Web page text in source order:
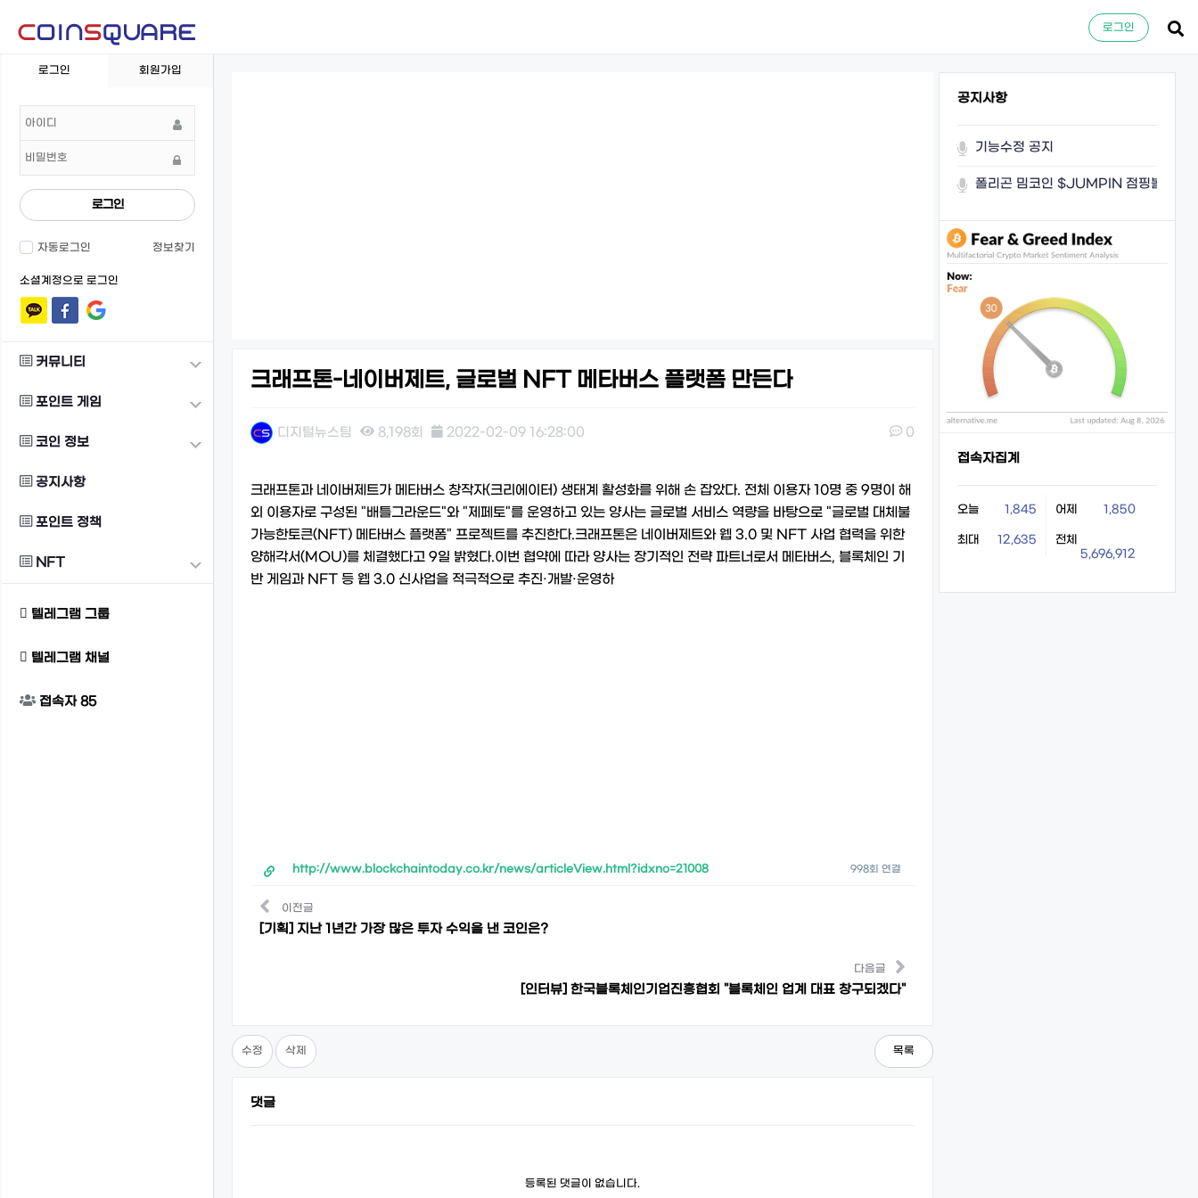
로그인
로그인 회원가입
로그인
자동로그인 정보찾기
소셜계정으로 로그인
커뮤니티
포인트 게임
코인 정보
공지사항
포인트 정책
NFT
텔레그램 그룹
텔레그램 채널
접속자85
크래프톤-네이버제트, 글로벌 NFT 메타버스 플랫폼 만든다
디지털뉴스팀 8,198회 2022-02-09 16:28:00 0
크래프톤과 네이버제트가 메타버스 창작자(크리에이터) 생태계 활성화를 위해 손 잡았다. 전체 이용자 10명 중 9명이 해
외 이용자로 구성된 "배틀그라운드"와 "제페토"를 운영하고 있는 양사는 글로벌 서비스 역량을 바탕으로 "글로벌 대체불
가능한토큰(NFT) 메타버스 플랫폼" 프로젝트를 추진한다.크래프톤은 네이버제트와 웹 3.0 및 NFT 사업 협력을 위한
양해각서(MOU)를 체결했다고 9일 밝혔다.이번 협약에 따라 양사는 장기적인 전략 파트너로서 메타버스, 블록체인 기
반 게임과 NFT 등 웹 3.0 신사업을 적극적으로 추진·개발·운영하
http://www.blockchaintoday.co.kr/news/articleView.html?idxno=21008 998회 연결
이전글
[기획] 지난 1년간 가장 많은 투자 수익을 낸 코인은?
다음글
[인터뷰] 한국블록체인기업진흥협회 "블록체인 업계 대표 창구되겠다"
수정 삭제 목록
댓글
등록된 댓글이 없습니다.
공지사항
기능수정 공지
폴리곤 밈코인 $JUMPIN 점핑볼이 쏜
접속자집계
오늘 1,845 어제 1,850
최대 12,635
전체
5,696,912